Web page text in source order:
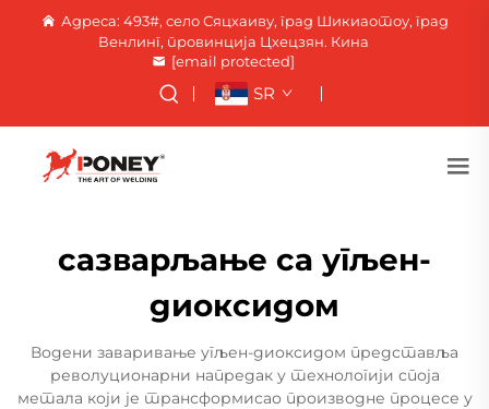
Адреса: 493#, село Сяцхаиву, град Шикиаотоу, град
Венлинг, провинција Цхецзян. Кина
[email protected]
SR
сазварљање са угљен-
диоксидом
Водени заваривање угљен-диоксидом представља
револуционарни напредак у технологији споја
метала који је трансформисао производне процесе у